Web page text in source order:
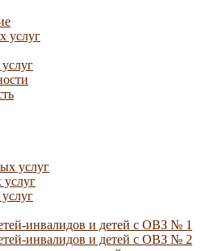
услуг
услуг
услуг
инвалидов и детей с ОВЗ № 1
инвалидов и детей с ОВЗ № 2